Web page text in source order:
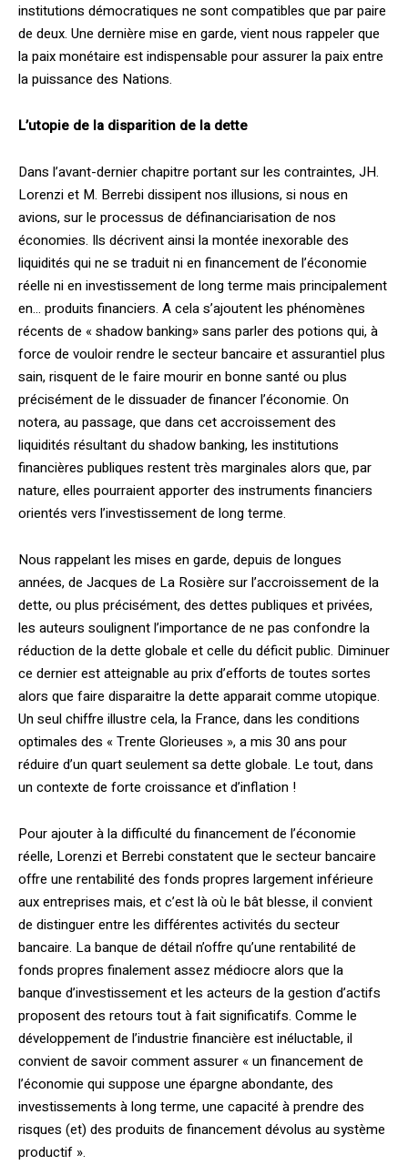
institutions démocratiques ne sont compatibles que par paire
de deux. Une dernière mise en garde, vient nous rappeler que
la paix monétaire est indispensable pour assurer la paix entre
la puissance des Nations.
L’utopie de la disparition de la dette
Dans l’avant-dernier chapitre portant sur les contraintes, JH.
Lorenzi et M. Berrebi dissipent nos illusions, si nous en
avions, sur le processus de définanciarisation de nos
économies. Ils décrivent ainsi la montée inexorable des
liquidités qui ne se traduit ni en financement de l’économie
réelle ni en investissement de long terme mais principalement
en… produits financiers. A cela s’ajoutent les phénomènes
récents de « shadow banking» sans parler des potions qui, à
force de vouloir rendre le secteur bancaire et assurantiel plus
sain, risquent de le faire mourir en bonne santé ou plus
précisément de le dissuader de financer l’économie. On
notera, au passage, que dans cet accroissement des
liquidités résultant du shadow banking, les institutions
financières publiques restent très marginales alors que, par
nature, elles pourraient apporter des instruments financiers
orientés vers l’investissement de long terme.
Nous rappelant les mises en garde, depuis de longues
années, de Jacques de La Rosière sur l’accroissement de la
dette, ou plus précisément, des dettes publiques et privées,
les auteurs soulignent l’importance de ne pas confondre la
réduction de la dette globale et celle du déficit public. Diminuer
ce dernier est atteignable au prix d’efforts de toutes sortes
alors que faire disparaitre la dette apparait comme utopique.
Un seul chiffre illustre cela, la France, dans les conditions
optimales des « Trente Glorieuses », a mis 30 ans pour
réduire d’un quart seulement sa dette globale. Le tout, dans
un contexte de forte croissance et d’inflation !
Pour ajouter à la difficulté du financement de l’économie
réelle, Lorenzi et Berrebi constatent que le secteur bancaire
offre une rentabilité des fonds propres largement inférieure
aux entreprises mais, et c’est là où le bât blesse, il convient
de distinguer entre les différentes activités du secteur
bancaire. La banque de détail n’offre qu’une rentabilité de
fonds propres finalement assez médiocre alors que la
banque d’investissement et les acteurs de la gestion d’actifs
proposent des retours tout à fait significatifs. Comme le
développement de l’industrie financière est inéluctable, il
convient de savoir comment assurer « un financement de
l’économie qui suppose une épargne abondante, des
investissements à long terme, une capacité à prendre des
risques (et) des produits de financement dévolus au système
productif ».